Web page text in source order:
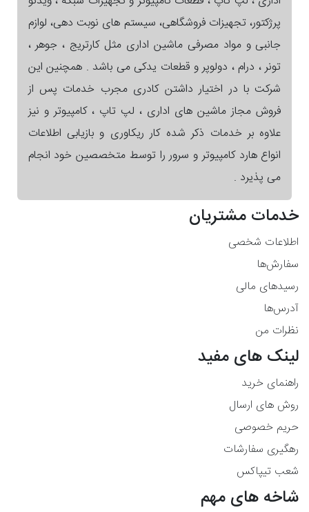
پرژکتور، تجهیزات فروشگاهی، سیستم های نوبت دهی، لوازم
جانبی و مواد مصرفی ماشین اداری مثل کارتریج ، جوهر ،
تونر ، درام ، دولوپر و قطعات یدکی می باشد . همچنین این
شرکت با در اختیار داشتن کادری مجرب خدمات پس از
فروش مجاز ماشین های اداری ، لپ تاپ ، کامپیوتر و نیز
علاوه بر خدمات ذکر شده کار ریکاوری و بازیابی اطلاعات
انواع هارد کامپیوتر و سرور را توسط متخصصین خود انجام
می پذیرد .
خدمات مشتریان
اطلاعات شخصی
سفارش‌ها
رسیدهای مالی
آدرس‌ها
نظرات من
لینک های مفید
راهنمای خرید
روش های ارسال
حریم خصوصی
رهگیری سفارشات
شعب تیپاکس
شاخه های مهم